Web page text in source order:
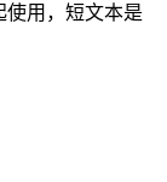
使用，短文本是